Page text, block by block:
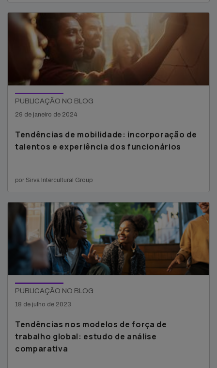
PUBLICAÇÃO NO BLOG
29 de janeiro de 2024
Tendências de mobilidade: incorporação de
talentos e experiência dos funcionários
por Sirva Intercultural Group
PUBLICAÇÃO NO BLOG
18 de julho de 2023
Tendências nos modelos de força de
trabalho global: estudo de análise
comparativa